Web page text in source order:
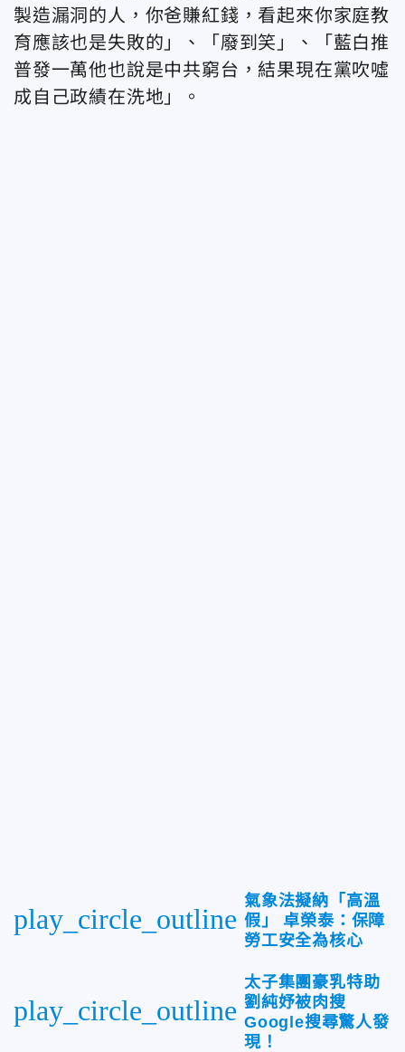
製造漏洞的人，你爸賺紅錢，看起來你家庭教
育應該也是失敗的 」、 「 廢到笑」 、 「 藍白推
普發一萬他也說是中共窮台，結果現在黨吹噓
成自己政績在洗地 」。
play_circle_outline
氣象法擬納「高溫
假」 卓榮泰：保障
勞工安全為核心
play_circle_outline
太子集團豪乳特助
劉純妤被肉搜
Google搜尋驚人發
現！